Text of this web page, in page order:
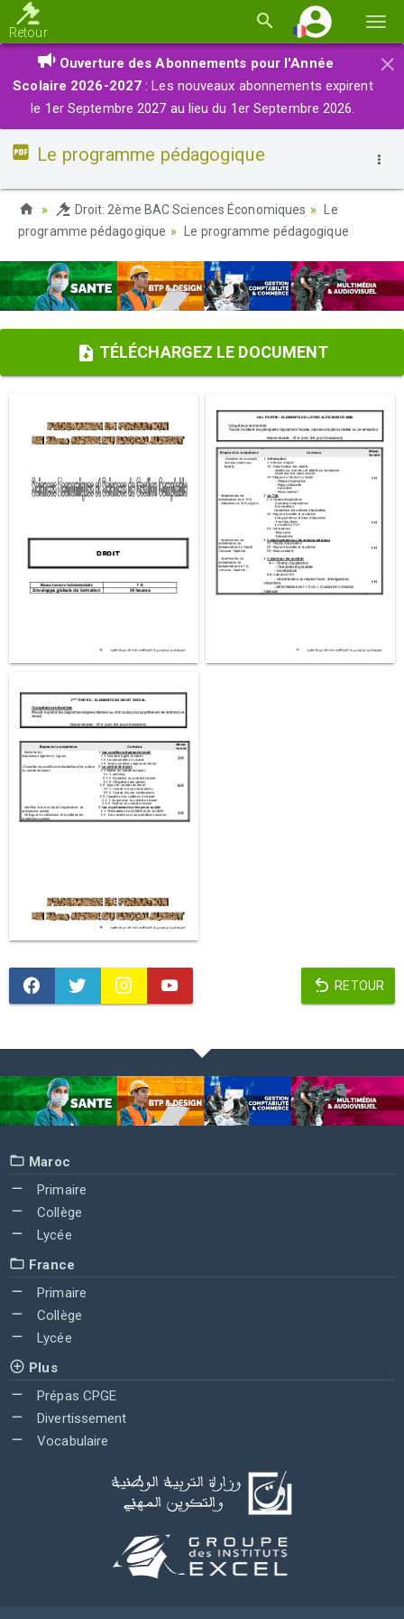
la
Retour
×
Ouverture des Abonnements pour l'Année
Scolaire 2026-2027 : Les nouveaux abonnements expirent
le 1er Septembre 2027 au lieu du 1er Septembre 2026.
Le programme pédagogique
Droit: 2ème BAC Sciences Économiques
Le
programme pédagogique
Le programme pédagogique
TÉLÉCHARGEZ LE DOCUMENT
RETOUR
Maroc
Primaire
Collège
Lycée
France
Primaire
Collège
Lycée
Plus
Prépas CPGE
Divertissement
Vocabulaire